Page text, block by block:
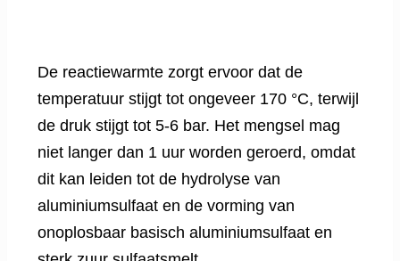
De reactiewarmte zorgt ervoor dat de
temperatuur stijgt tot ongeveer 170 °C, terwijl
de druk stijgt tot 5-6 bar. Het mengsel mag
niet langer dan 1 uur worden geroerd, omdat
dit kan leiden tot de hydrolyse van
aluminiumsulfaat en de vorming van
onoplosbaar basisch aluminiumsulfaat en